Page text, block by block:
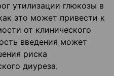
утилизации глюкозы в
это может привести к
от клинического
введения может
риска
диуреза.